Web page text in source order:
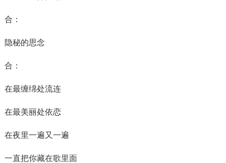
合：
隐秘的思念
合：
在最缠绵处流连
在最美丽处依恋
在夜里一遍又一遍
一直把你藏在歌里面